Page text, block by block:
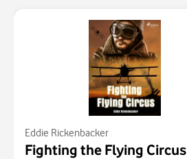
Eddie Rickenbacker
Fighting the Flying Circus